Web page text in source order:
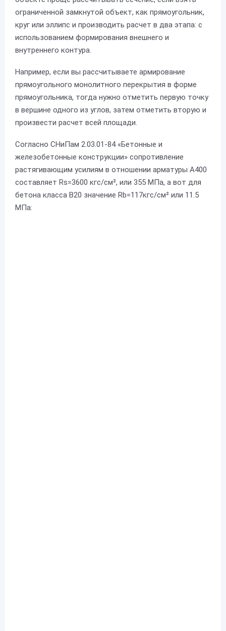
ограниченной замкнутой объект, как прямоугольник,
круг или эллипс и производить расчет в два этапа: с
использованием формирования внешнего и
внутреннего контура.
Например, если вы рассчитываете армирование
прямоугольного монолитного перекрытия в форме
прямоугольника, тогда нужно отметить первую точку
в вершине одного из углов, затем отметить вторую и
произвести расчет всей площади.
Согласно СНиПам 2.03.01-84 «Бетонные и
железобетонные конструкции» сопротивление
растягивающим усилиям в отношении арматуры А400
составляет Rs=3600 кгс/см², или 355 МПа, а вот для
бетона класса B20 значение Rb=117кгс/см² или 11.5
МПа: